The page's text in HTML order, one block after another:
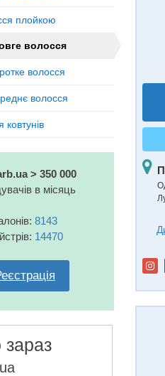
плойкою
волосся
волосся
волосся
ковтунів
> 350 000
в місяць
8143
14470